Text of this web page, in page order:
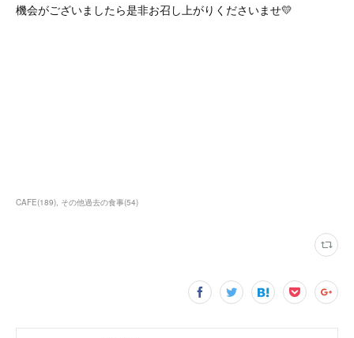
機会がございましたら是非お召し上がりくださいませ💛
CAFE(189) その他過去の食事(54)